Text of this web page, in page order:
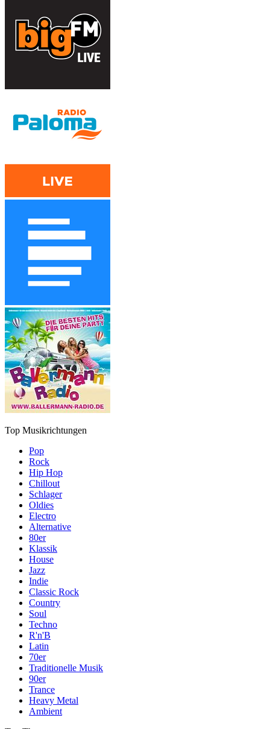
Top Musikrichtungen
Pop
Rock
Hip Hop
Chillout
Schlager
Oldies
Electro
Alternative
80er
Klassik
House
Jazz
Indie
Classic Rock
Country
Soul
Techno
R'n'B
Latin
70er
Traditionelle Musik
90er
Trance
Heavy Metal
Ambient